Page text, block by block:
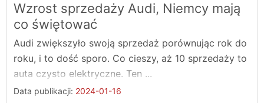
Wzrost sprzedaży Audi, Niemcy mają
co świętować
Audi zwiększyło swoją sprzedaż porównując rok do
roku, i to dość sporo. Co cieszy, aż 10 sprzedaży to
auta czysto elektryczne. Ten ...
Data publikacji: 2024-01-16